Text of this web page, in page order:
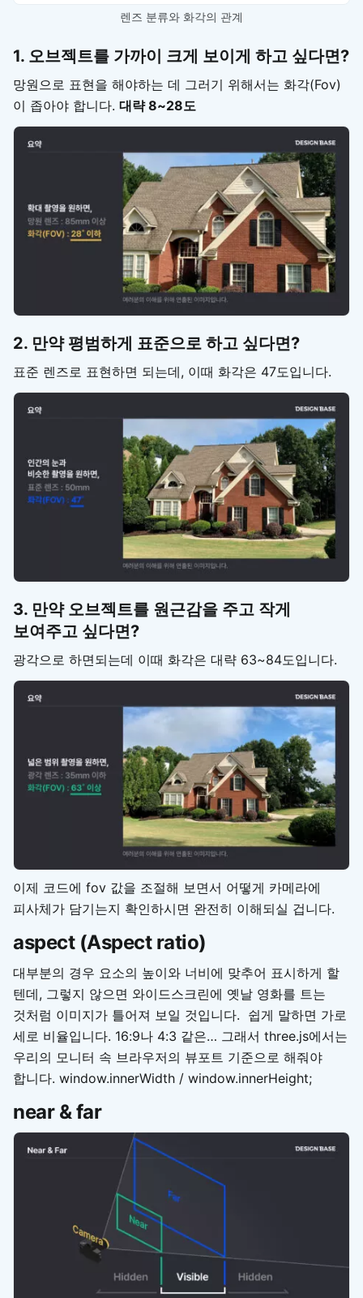
렌즈 분류와 화각의 관계
1. 오브젝트를 가까이 크게 보이게 하고 싶다면?
망원으로 표현을 해야하는 데 그러기 위해서는 화각(Fov)
이 좁아야 합니다. 대략 8~28도
2. 만약 평범하게 표준으로 하고 싶다면?
표준 렌즈로 표현하면 되는데, 이때 화각은 47도입니다.
3. 만약 오브젝트를 원근감을 주고 작게
보여주고 싶다면?
광각으로 하면되는데 이때 화각은 대략 63~84도입니다.
이제 코드에 fov 값을 조절해 보면서 어떻게 카메라에
피사체가 담기는지 확인하시면 완전히 이해되실 겁니다.
aspect (Aspect ratio)
대부분의 경우 요소의 높이와 너비에 맞추어 표시하게 할
텐데, 그렇지 않으면 와이드스크린에 옛날 영화를 트는
것처럼 이미지가 틀어져 보일 것입니다. 쉽게 말하면 가로
세로 비율입니다. 16:9나 4:3 같은… 그래서 three.js에서는
우리의 모니터 속 브라우저의 뷰포트 기준으로 해줘야
합니다. window.innerWidth / window.innerHeight;
near & far